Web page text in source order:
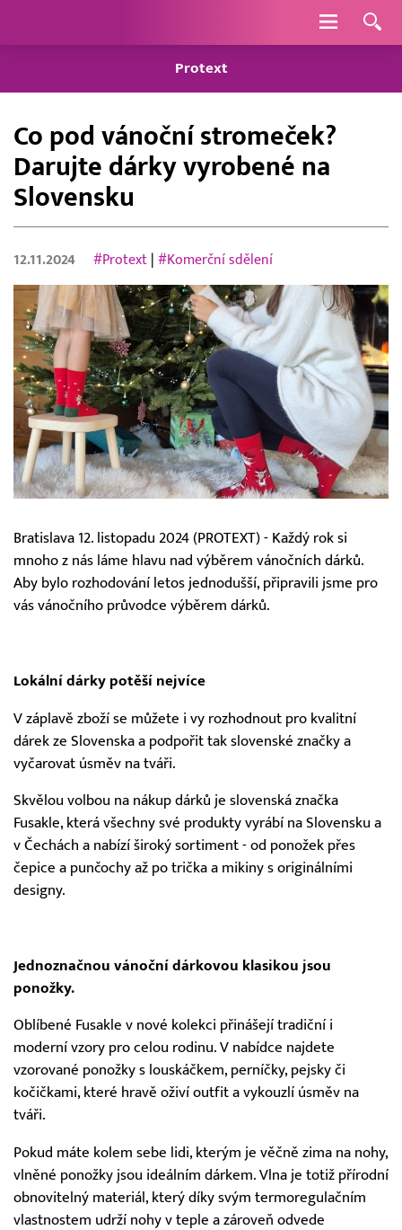
Navigace
Protext
Co pod vánoční stromeček?
Darujte dárky vyrobené na
Slovensku
12.11.2024 #Protext |#Komerční sdělení
Bratislava 12. listopadu 2024 (PROTEXT) - Každý rok si
mnoho z nás láme hlavu nad výběrem vánočních dárků.
Aby bylo rozhodování letos jednodušší, připravili jsme pro
vás vánočního průvodce výběrem dárků.
Lokální dárky potěší nejvíce
V záplavě zboží se můžete i vy rozhodnout pro kvalitní
dárek ze Slovenska a podpořit tak slovenské značky a
vyčarovat úsměv na tváři.
Skvělou volbou na nákup dárků je slovenská značka
Fusakle, která všechny své produkty vyrábí na Slovensku a
v Čechách a nabízí široký sortiment - od ponožek přes
čepice a punčochy až po trička a mikiny s originálními
designy.
Jednoznačnou vánoční dárkovou klasikou jsou
ponožky.
Oblíbené Fusakle v nové kolekci přinášejí tradiční i
moderní vzory pro celou rodinu. V nabídce najdete
vzorované ponožky s louskáčkem, perníčky, pejsky či
kočičkami, které hravě oživí outfit a vykouzlí úsměv na
tváři.
Pokud máte kolem sebe lidi, kterým je věčně zima na nohy,
vlněné ponožky jsou ideálním dárkem. Vlna je totiž přírodní
obnovitelný materiál, který díky svým termoregulačním
vlastnostem udrží nohy v teple a zároveň odvede